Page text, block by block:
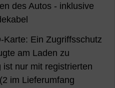
des Autos - inklusive
Karte: Ein Zugriffsschutz
am Laden zu
ist nur mit registrierten
im Lieferumfang